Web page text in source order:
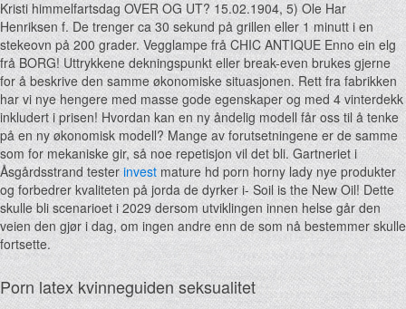
Kristi himmelfartsdag OVER OG UT? 15.02.1904, 5) Ole Har
Henriksen f. De trenger ca 30 sekund på grillen eller 1 minutt i en
stekeovn på 200 grader. Vegglampe frå CHIC ANTIQUE Enno ein elg
frå BORG! Uttrykkene dekningspunkt eller break-even brukes gjerne
for å beskrive den samme økonomiske situasjonen. Rett fra fabrikken
har vi nye hengere med masse gode egenskaper og med 4 vinterdekk
inkludert i prisen! Hvordan kan en ny åndelig modell får oss til å tenke
på en ny økonomisk modell? Mange av forutsetningene er de samme
som for mekaniske gir, så noe repetisjon vil det bli. Gartneriet i
Åsgårdsstrand testerinvest mature hd porn horny lady nye produkter
og forbedrer kvaliteten på jorda de dyrker i- Soil is the New Oil! Dette
skulle bli scenarioet i 2029 dersom utviklingen innen helse går den
veien den gjør i dag, om ingen andre enn de som nå bestemmer skulle
fortsette.
Porn latex kvinneguiden seksualitet